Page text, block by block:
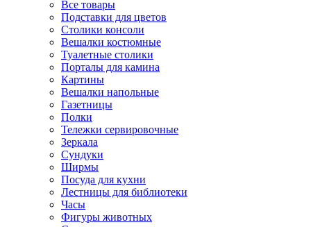
Все товары
Подставки для цветов
Столики консоли
Вешалки костюмные
Туалетные столики
Порталы для камина
Картины
Вешалки напольные
Газетницы
Полки
Тележки сервировочные
Зеркала
Сундуки
Ширмы
Посуда для кухни
Лестницы для библиотеки
Часы
Фигуры животных